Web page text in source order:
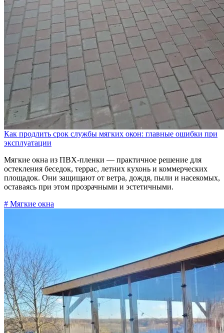
Как продлить срок службы мягких окон: главные ошибки при
эксплуатации
Мягкие окна из ПВХ-пленки — практичное решение для
остекления беседок, террас, летних кухонь и коммерческих
площадок. Они защищают от ветра, дождя, пыли и насекомых,
оставаясь при этом прозрачными и эстетичными.
# Мягкие окна